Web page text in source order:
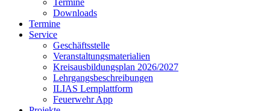
Termine
Downloads
Termine
Service
Geschäftsstelle
Veranstaltungsmaterialien
Kreisausbildungsplan 2026/2027
Lehrgangsbeschreibungen
ILIAS Lernplattform
Feuerwehr App